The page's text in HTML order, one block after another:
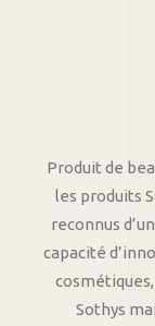
Produit de
les produits
reconnus
capacité
Sothys